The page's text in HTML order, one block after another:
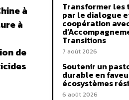
à
à
de
Transformer
par le dialogue
coopération
Transitions
7 août 2026
Soutenir un
durable en
écosystèmes
6 août 2026